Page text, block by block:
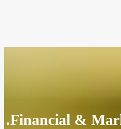
Financial &